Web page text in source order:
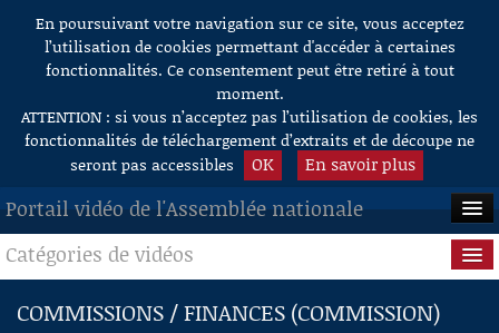
Aller au contenu
En poursuivant votre navigation sur ce site, vous acceptez
l’utilisation de cookies permettant d'accéder à certaines
fonctionnalités. Ce consentement peut être retiré à tout
moment.
ATTENTION : si vous n’acceptez pas l’utilisation de cookies, les
fonctionnalités de téléchargement d’extraits et de découpe ne
seront pas accessibles
OK En savoir plus
Portail vidéo de l'Assemblée nationale
ACCUEIL
EN DIRECT
Catégories de vidéos
Séance publique
COMMISSIONS / FINANCES (COMMISSION)